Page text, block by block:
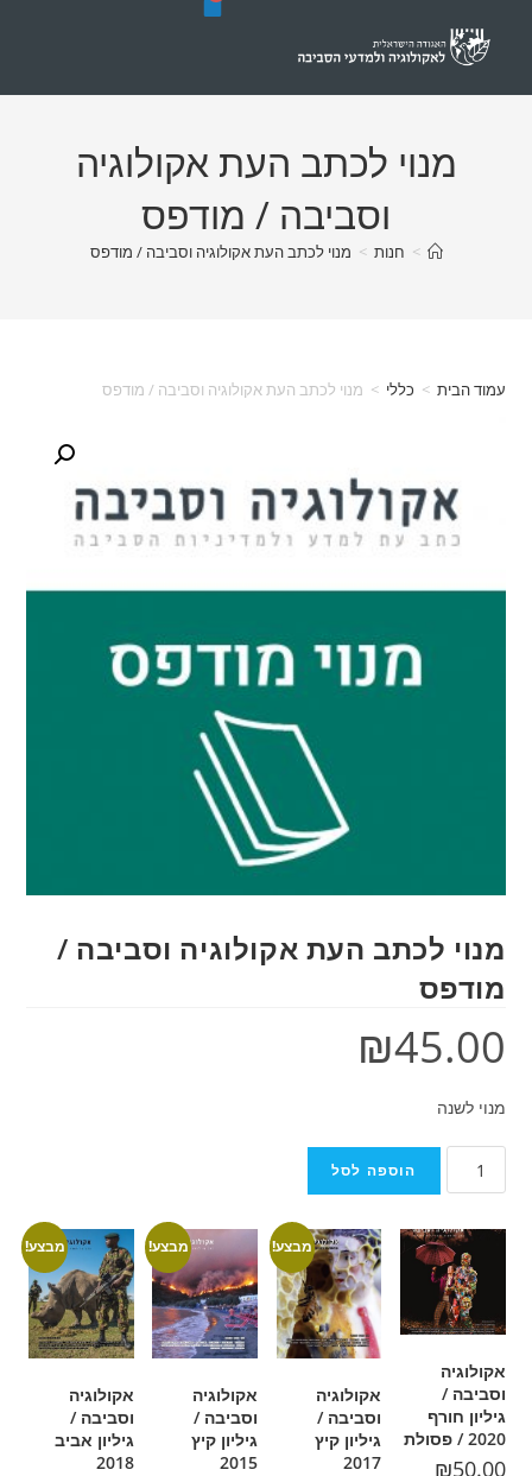
לכתב העת אקולוגיה
וסביבה / מודפס
מנוי לכתב העת אקולוגיה וסביבה / מודפס
> מנוי לכתב העת אקולוגיה וסביבה / מודפס
העת אקולוגיה וסביבה /
₪
לסל
מבצע!
אקולוגיה
וסביבה /
גיליון קיץ
2017
מבצע!
אקולוגיה
וסביבה /
גיליון קיץ
2015
מבצע!
אקולוגיה
וסביבה /
גיליון אביב
2018